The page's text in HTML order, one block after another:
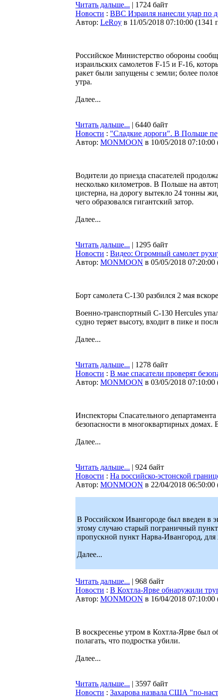
Читать дальше... | 1724 байт
Новости : ВВС Израиля нанесли удар по
Автор: LeRoy в 11/05/2018 07:10:00 (1341
Российское Министерство обороны
израильских самолетов F-15 и F-16,
ракет были запущены с земли; более
утра.
Далее...
Читать дальше... | 6440 байт
Новости : "Сладкие дороги". В Польше
Автор: MONMOON в 10/05/2018 07:10:00
Водители до приезда спасателей
несколько километров. В Польше на
цистерна, на дорогу вытекло 24 тонны
чего образовался гигантский затор.
Далее...
Читать дальше... | 1295 байт
Новости : Видео: Огромный самолет
Автор: MONMOON в 05/05/2018 07:20:00
Борт самолета С-130 разбился 2 мая
Военно-транспортный С-130 Hercules
судно теряет высоту, входит в пике и
Далее...
Читать дальше... | 1278 байт
Новости : В мае спасатели проверят
Автор: MONMOON в 03/05/2018 07:10:00
Инспекторы Спасательного
безопасности в многоквартирных домах.
Далее...
Читать дальше... | 924 байт
Новости : На российско-эстонской
Автор: MONMOON в 22/04/2018 06:50:00
В Российском Ивангороде был введен в
этому случаю старый пограничный
пропускной пункт Нарва-Ивангород,
Далее...
Читать дальше... | 968 байт
Новости : В Кохтла-Ярве обнаружили
Автор: MONMOON в 16/04/2018 07:10:00
В воскресенье утром в Кохтла-Ярве был
полагать, что подростка убили.
Далее...
Читать дальше... | 3597 байт
Новости : Захарова назвала США "по-